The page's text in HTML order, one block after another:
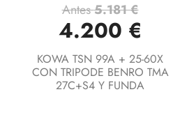
Antes5.181 €
4.200 €
KOWA TSN 99A + 25-60X
CON TRIPODE BENRO TMA
27C+S4 Y FUNDA